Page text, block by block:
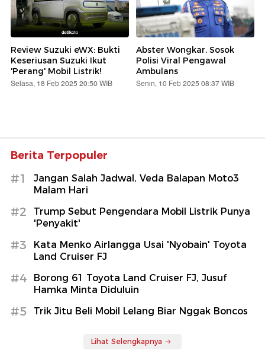
Review Suzuki eWX: Bukti
Keseriusan Suzuki Ikut
'Perang' Mobil Listrik!
Selasa, 18 Feb 2025 20:50 WIB
Abster Wongkar, Sosok
Polisi Viral Pengawal
Ambulans
Senin, 10 Feb 2025 08:37 WIB
Berita Terpopuler
#1
Jangan Salah Jadwal, Veda Balapan Moto3
Malam Hari
#2
Trump Sebut Pengendara Mobil Listrik Punya
'Penyakit'
#3
Kata Menko Airlangga Usai 'Nyobain' Toyota
Land Cruiser FJ
#4
Borong 61 Toyota Land Cruiser FJ, Jusuf
Hamka Minta Diduluin
#5 Trik Jitu Beli Mobil Lelang Biar Nggak Boncos
Lihat Selengkapnya